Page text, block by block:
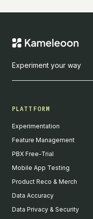
Experiment your way
PLATTFORM
Experimentation
Feature Management
PBX Free-Trial
Mobile App Testing
Product Reco & Merch
Data Accuracy
Data Privacy & Security